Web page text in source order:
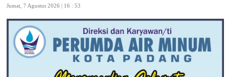
Jumat, 7 Agustus 2026 | 16 : 53